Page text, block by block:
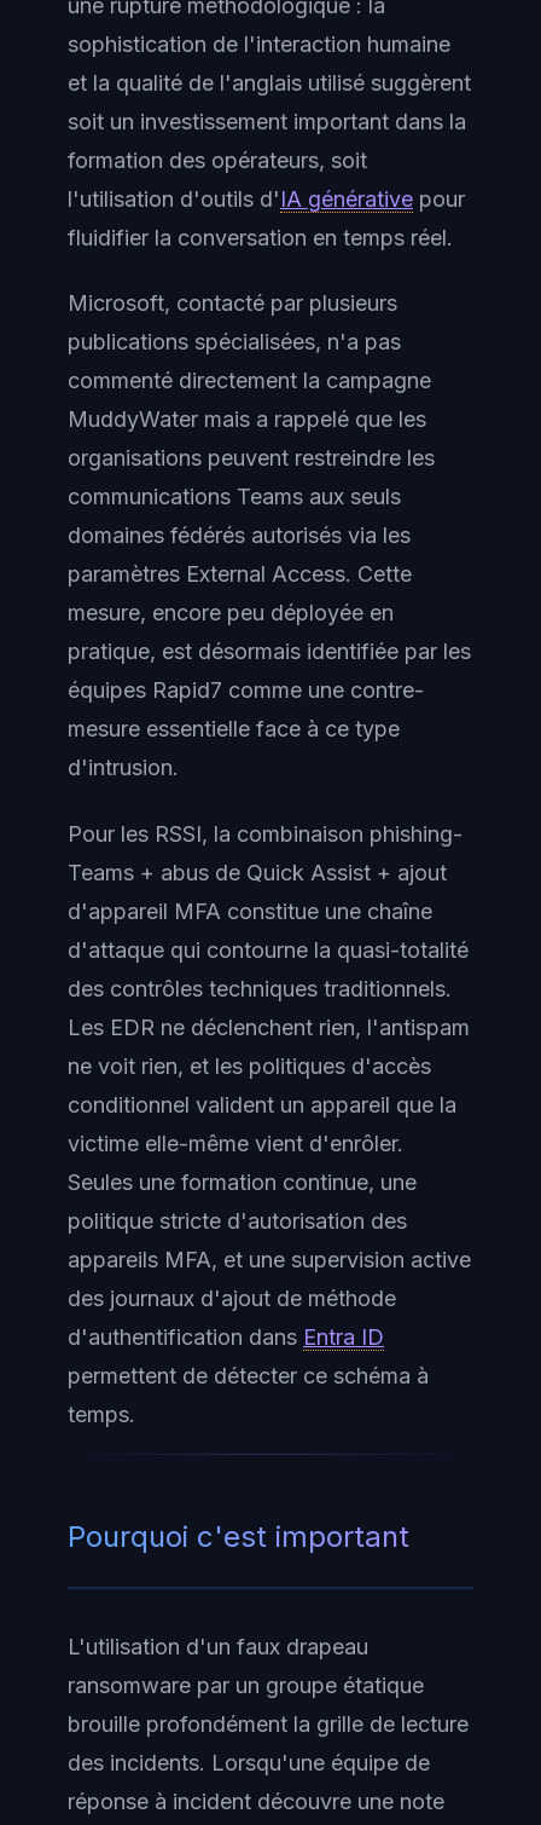
sophistication de l'interaction humaine
et la qualité de l'anglais utilisé suggèrent
soit un investissement important dans la
formation des opérateurs, soit
l'utilisation d'outils d'IA générative pour
fluidifier la conversation en temps réel.
Microsoft, contacté par plusieurs
publications spécialisées, n'a pas
commenté directement la campagne
MuddyWater mais a rappelé que les
organisations peuvent restreindre les
communications Teams aux seuls
domaines fédérés autorisés via les
paramètres External Access. Cette
mesure, encore peu déployée en
pratique, est désormais identifiée par les
équipes Rapid7 comme une contre-
mesure essentielle face à ce type
d'intrusion.
Pour les RSSI, la combinaison phishing-
Teams + abus de Quick Assist + ajout
d'appareil MFA constitue une chaîne
d'attaque qui contourne la quasi-totalité
des contrôles techniques traditionnels.
Les EDR ne déclenchent rien, l'antispam
ne voit rien, et les politiques d'accès
conditionnel valident un appareil que la
victime elle-même vient d'enrôler.
Seules une formation continue, une
politique stricte d'autorisation des
appareils MFA, et une supervision active
des journaux d'ajout de méthode
d'authentification dans Entra ID
permettent de détecter ce schéma à
temps.
Pourquoi c'est important
L'utilisation d'un faux drapeau
ransomware par un groupe étatique
brouille profondément la grille de lecture
des incidents. Lorsqu'une équipe de
réponse à incident découvre une note